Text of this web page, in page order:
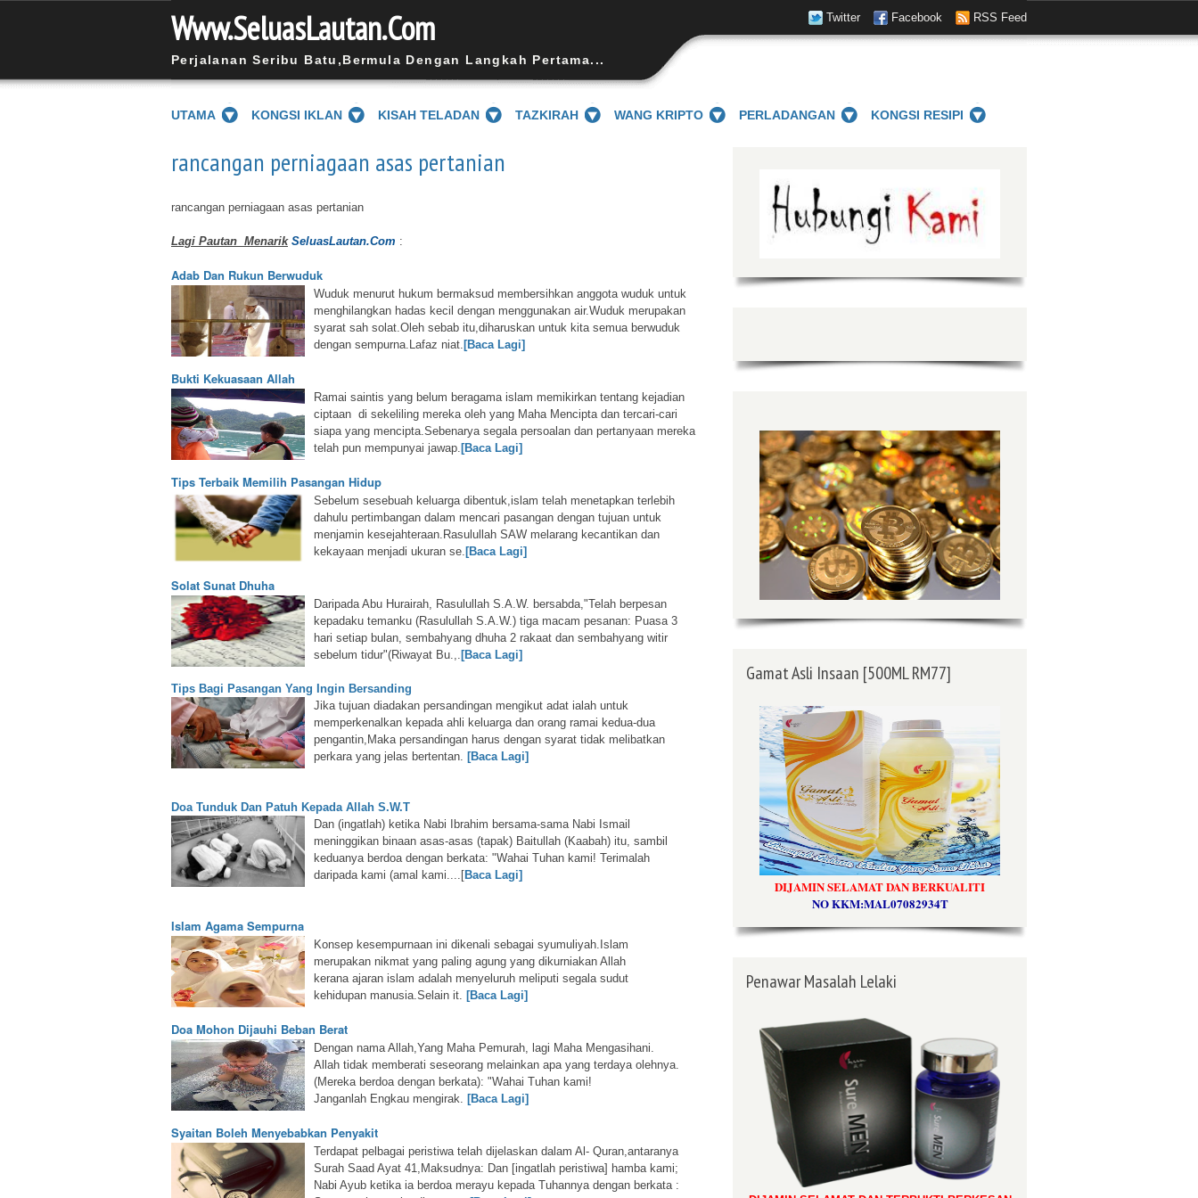
Www.SeluasLautan.Com
Perjalanan Seribu Batu,Bermula Dengan Langkah Pertama...
Twitter Facebook RSS Feed
UTAMA KONGSI IKLAN KISAH TELADAN TAZKIRAH WANG KRIPTO PERLADANGAN KONGSI RESIPI
rancangan perniagaan asas pertanian
rancangan perniagaan asas pertanian
Lagi Pautan Menarik SeluasLautan.Com :
Adab Dan Rukun Berwuduk
Wuduk menurut hukum bermaksud membersihkan anggota wuduk untuk
menghilangkan hadas kecil dengan menggunakan air.Wuduk merupakan
syarat sah solat.Oleh sebab itu,diharuskan untuk kita semua berwuduk
dengan sempurna.Lafaz niat. [Baca Lagi]
Bukti Kekuasaan Allah
Ramai saintis yang belum beragama islam memikirkan tentang kejadian
ciptaan di sekeliling mereka oleh yang Maha Mencipta dan tercari-cari
siapa yang mencipta.Sebenarya segala persoalan dan pertanyaan mereka
telah pun mempunyai jawap. [Baca Lagi]
Tips Terbaik Memilih Pasangan Hidup
Sebelum sesebuah keluarga dibentuk,islam telah menetapkan terlebih
dahulu pertimbangan dalam mencari pasangan dengan tujuan untuk
menjamin kesejahteraan.Rasulullah SAW melarang kecantikan dan
kekayaan menjadi ukuran se. [Baca Lagi]
Solat Sunat Dhuha
Daripada Abu Hurairah, Rasulullah S.A.W. bersabda,"Telah berpesan
kepadaku temanku (Rasulullah S.A.W.) tiga macam pesanan: Puasa 3
hari setiap bulan, sembahyang dhuha 2 rakaat dan sembahyang witir
sebelum tidur"(Riwayat Bu.,. [Baca Lagi]
Tips Bagi Pasangan Yang Ingin Bersanding
Jika tujuan diadakan persandingan mengikut adat ialah untuk
memperkenalkan kepada ahli keluarga dan orang ramai kedua-dua
pengantin,Maka persandingan harus dengan syarat tidak melibatkan
perkara yang jelas bertentan. [Baca Lagi]
Doa Tunduk Dan Patuh Kepada Allah S.W.T
Dan (ingatlah) ketika Nabi Ibrahim bersama-sama Nabi Ismail
meninggikan binaan asas-asas (tapak) Baitullah (Kaabah) itu, sambil
keduanya berdoa dengan berkata: "Wahai Tuhan kami! Terimalah
daripada kami (amal kami....[Baca Lagi]
Islam Agama Sempurna
Konsep kesempurnaan ini dikenali sebagai syumuliyah.Islam
merupakan nikmat yang paling agung yang dikurniakan Allah
kerana ajaran islam adalah menyeluruh meliputi segala sudut
kehidupan manusia.Selain it. [Baca Lagi]
Doa Mohon Dijauhi Beban Berat
Dengan nama Allah,Yang Maha Pemurah, lagi Maha Mengasihani.
Allah tidak memberati seseorang melainkan apa yang terdaya olehnya.
(Mereka berdoa dengan berkata): "Wahai Tuhan kami!
Janganlah Engkau mengirak. [Baca Lagi]
Syaitan Boleh Menyebabkan Penyakit
Terdapat pelbagai peristiwa telah dijelaskan dalam Al- Quran,antaranya
Surah Saad Ayat 41,Maksudnya: Dan [ingatlah peristiwa] hamba kami;
Nabi Ayub ketika ia berdoa merayu kepada Tuhannya dengan berkata :
Gamat Asli Insaan [500ML RM77]
DIJAMIN SELAMAT DAN BERKUALITI
NO KKM:MAL07082934T
Penawar Masalah Lelaki